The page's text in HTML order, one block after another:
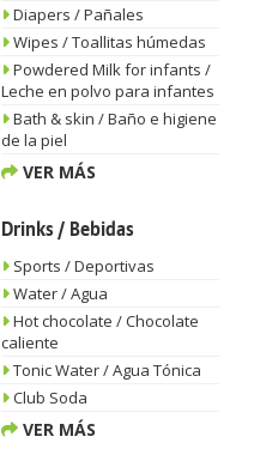
Diapers / Pañales
Wipes / Toallitas húmedas
Powdered Milk for infants /
Leche en polvo para infantes
Bath & skin / Baño e higiene
de la piel
VER MÁS
Drinks / Bebidas
Sports / Deportivas
Water / Agua
Hot chocolate / Chocolate
caliente
Tonic Water / Agua Tónica
Club Soda
VER MÁS